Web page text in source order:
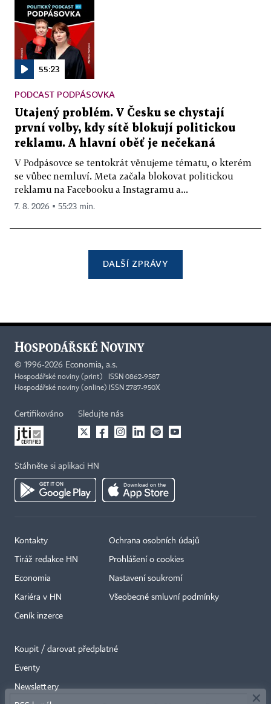
55:23
PODCAST PODPÁSOVKA
Utajený problém. V Česku se chystají
první volby, kdy sítě blokují politickou
reklamu. A hlavní oběť je nečekaná
V Podpásovce se tentokrát věnujeme tématu, o kterém
se vůbec nemluví. Meta začala blokovat politickou
reklamu na Facebooku a Instagramu a...
7. 8. 2026 ▪ 55:23 min.
DALŠÍ ZPRÁVY
© 1996-2026 Economia, a.s.
Hospodářské noviny (print) ISSN 0862-9587
Hospodářské noviny (online) ISSN 2787-950X
Certifikováno Sledujte nás
Stáhněte si aplikaci HN
Kontakty
Tiráž redakce HN
Economia
Kariéra v HN
Ceník inzerce
Ochrana osobních údajů
Prohlášení o cookies
Nastavení soukromí
Všeobecné smluvní podmínky
Koupit / darovat předplatné
Eventy
Newslettery